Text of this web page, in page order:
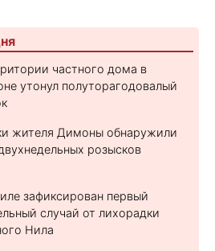
частного дома в
утонул полуторагодовалый
жителя Димоны обнаружили
розысков
зафиксирован первый
случай от лихорадки
Нила